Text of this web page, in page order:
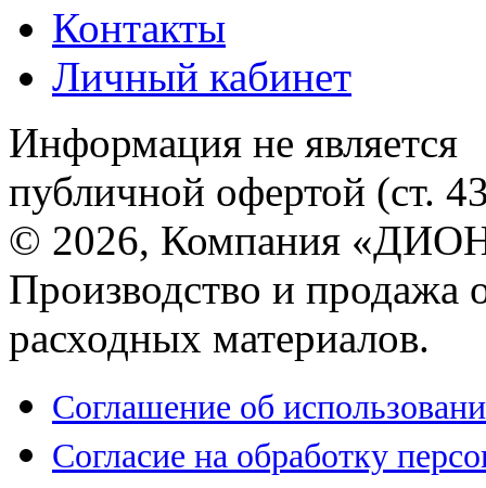
Контакты
Личный кабинет
Информация не является
публичной офертой (ст.
© 2026, Компания
Производство и продажа
расходных материалов.
Соглашение об
Согласие на обработку